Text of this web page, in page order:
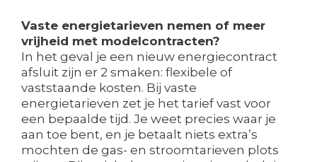
Vaste energietarieven nemen of meer
vrijheid met modelcontracten?
In het geval je een nieuw energiecontract
afsluit zijn er 2 smaken: flexibele of
vaststaande kosten. Bij vaste
energietarieven zet je het tarief vast voor
een bepaalde tijd. Je weet precies waar je
aan toe bent, en je betaalt niets extra’s
mochten de gas- en stroomtarieven plots